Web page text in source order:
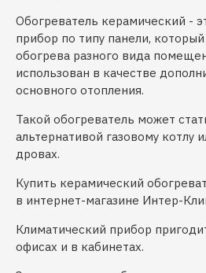
Обогреватель керамический -
прибор по типу панели,
обогрева разного вида
использован в качестве
основного отопления.
Такой обогреватель может
альтернативой газовому котлу
дровах.
Купить керамический
в интернет-магазине Интер-
Климатический прибор
офисах и в кабинетах.